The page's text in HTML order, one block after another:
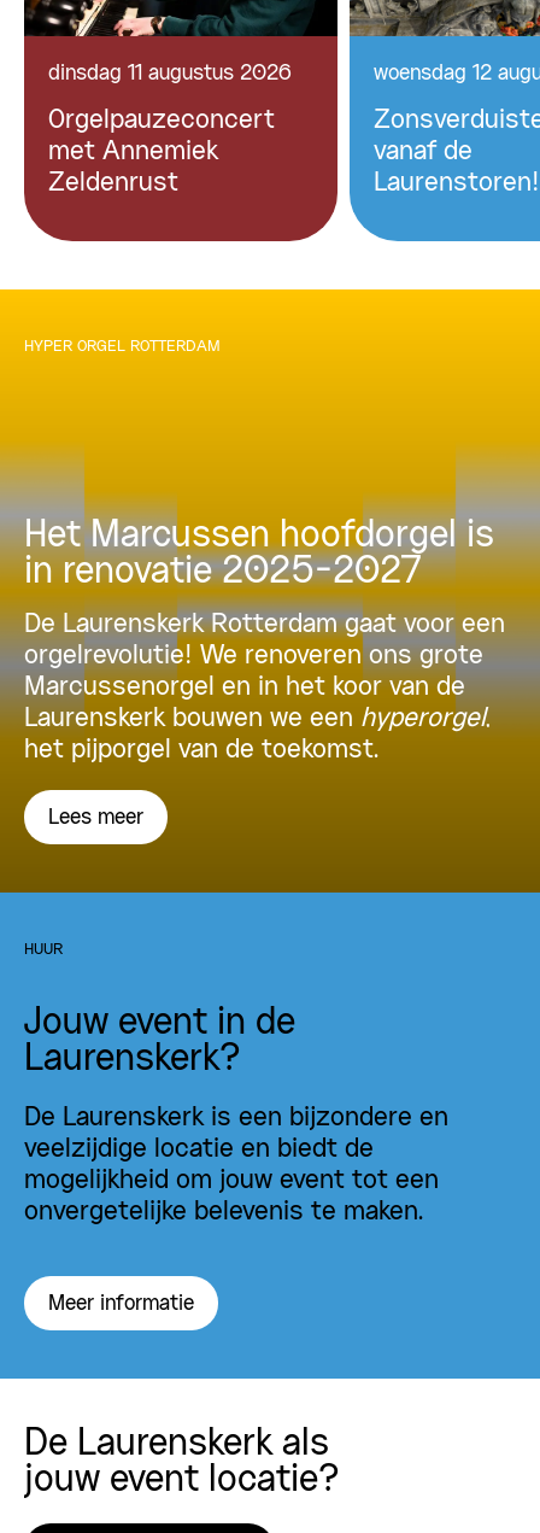
dinsdag 11 augustus 2026
Orgelpauzeconcert
met Annemiek
Zeldenrust
woensdag 12
vanaf de
Laurenstoren!
HYPER ORGEL ROTTERDAM
Het Marcussen hoofdorgel is
in renovatie 2025-2027
De Laurenskerk Rotterdam gaat voor een
orgelrevolutie! We renoveren ons grote
Marcussenorgel en in het koor van de
Laurenskerk bouwen we een hyperorgel,
het pijporgel van de toekomst.
Lees meer
HUUR
Jouw event in de
Laurenskerk?
De Laurenskerk is een bijzondere en
veelzijdige locatie en biedt de
mogelijkheid om jouw event tot een
onvergetelijke belevenis te maken.
Meer informatie
De Laurenskerk als
jouw event locatie?